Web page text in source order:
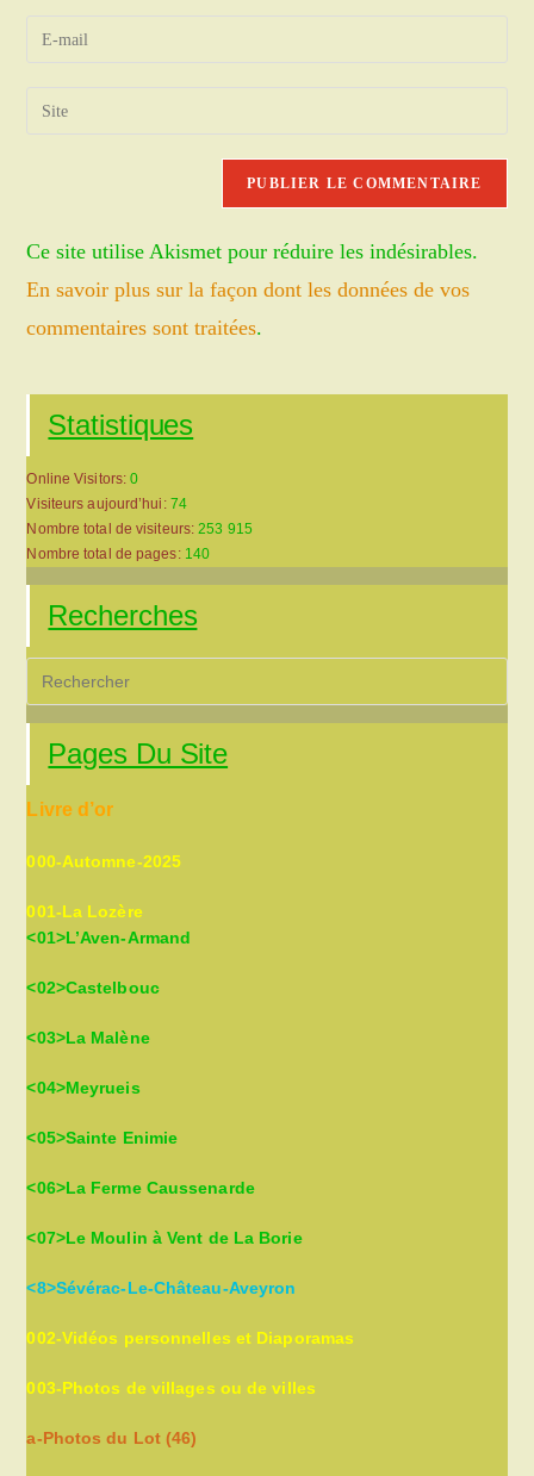
Enter
address
Saisir
(facultatif)
Ce site utilise Akismet pour réduire les indésirables.
En savoir plus sur la façon dont les données de vos
commentaires sont traitées.
Statistiques
Online Visitors:0
Visiteurs aujourd’hui: 74
Nombre total de visiteurs:253 915
Nombre total de pages: 140
Recherches
Pages Du Site
Livre d’or
000-Automne-2025
001-La Lozère
<01>L’Aven-Armand
<02>Castelbouc
<03>La Malène
<04>Meyrueis
<05>Sainte Enimie
<06>La Ferme Caussenarde
<07>Le Moulin à Vent de La Borie
<8>Sévérac-Le-Château-Aveyron
002-Vidéos personnelles et Diaporamas
003-Photos de villages ou de villes
a-Photos du Lot (46)